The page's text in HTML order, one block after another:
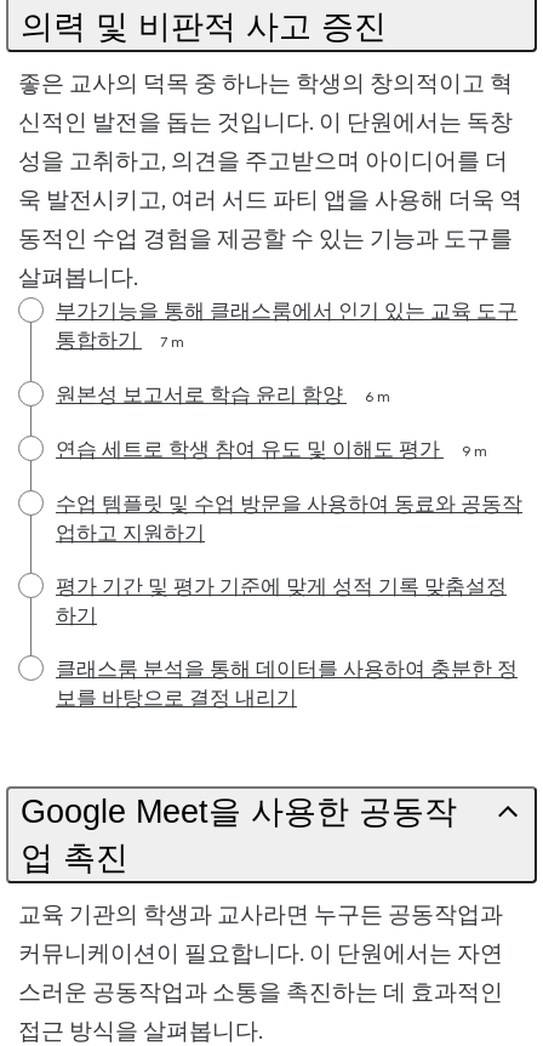
의력 및 비판적 사고 증진
좋은 교사의 덕목 중 하나는 학생의 창의적이고 혁
신적인 발전을 돕는 것입니다. 이 단원에서는 독창
성을 고취하고, 의견을 주고받으며 아이디어를 더
욱 발전시키고, 여러 서드 파티 앱을 사용해 더욱 역
동적인 수업 경험을 제공할 수 있는 기능과 도구를
살펴봅니다.
부가기능을 통해 클래스룸에서 인기 있는 교육 도구
통합하기
7 m
원본성 보고서로 학습 윤리 함양 6 m
연습 세트로 학생 참여 유도 및 이해도 평가 9 m
수업 템플릿 및 수업 방문을 사용하여 동료와 공동작
업하고 지원하기
평가 기간 및 평가 기준에 맞게 성적 기록 맞춤설정
하기
클래스룸 분석을 통해 데이터를 사용하여 충분한 정
보를 바탕으로 결정 내리기
Google Meet을 사용한 공동작
업 촉진
교육 기관의 학생과 교사라면 누구든 공동작업과
커뮤니케이션이 필요합니다. 이 단원에서는 자연
스러운 공동작업과 소통을 촉진하는 데 효과적인
접근 방식을 살펴봅니다.